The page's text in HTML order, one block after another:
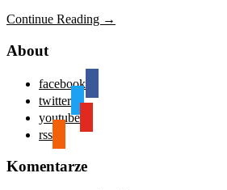
Continue Reading →
About
facebook
twitter
youtube
rss
Komentarze